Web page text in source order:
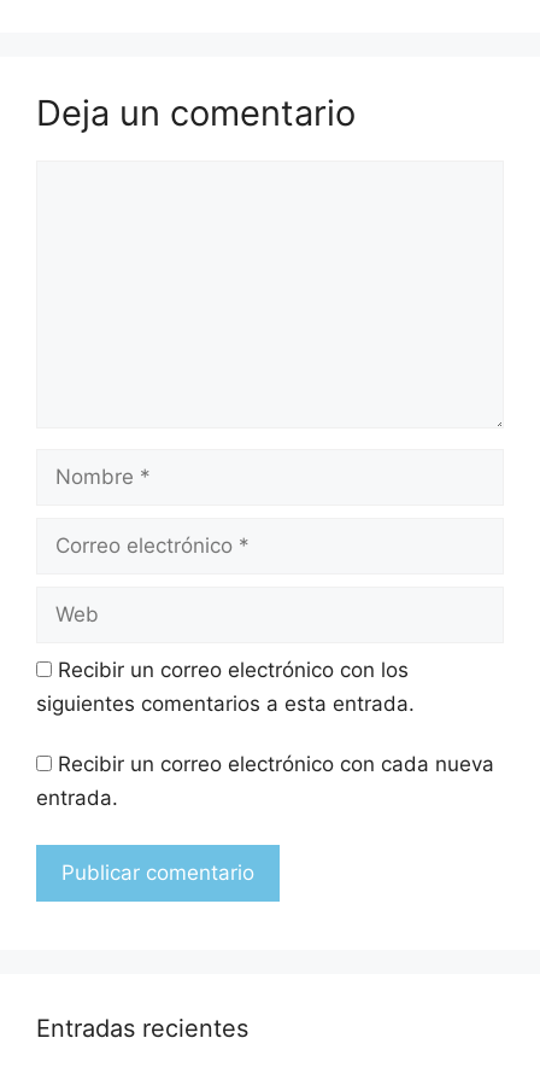
Deja un comentario
Recibir un correo electrónico con los
siguientes comentarios a esta entrada.
Recibir un correo electrónico con cada nueva
entrada.
Entradas recientes